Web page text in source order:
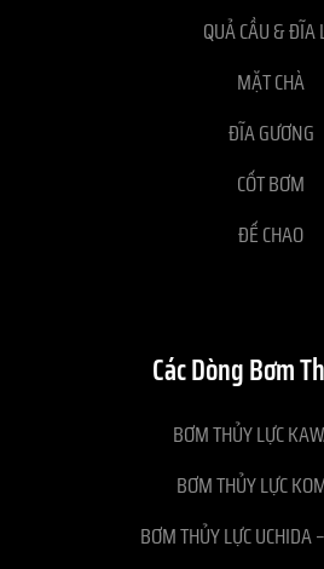
QUẢ CẦU & ĐĨA
MẶT CHÀ
ĐĨA GƯƠNG
CỐT BƠM
ĐẾ CHAO
Các Dòng Bơm
BƠM THỦY LỰC
BƠM THỦY LỰC
BƠM THỦY LỰC UCHIDA